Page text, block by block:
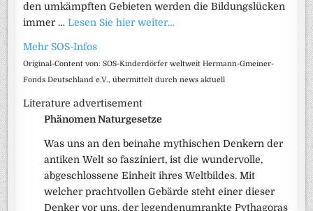
den umkämpften Gebieten werden die Bildungslücken
immer …Lesen Sie hier weiter…
Mehr SOS-Infos
Original-Content von: SOS-Kinderdörfer weltweit Hermann-Gmeiner-
Fonds Deutschland e.V., übermittelt durch news aktuell
Literature advertisement
Phänomen Naturgesetze
Was uns an den beinahe mythischen Denkern der
antiken Welt so fasziniert, ist die wundervolle,
abgeschlossene Einheit ihres Weltbildes. Mit
welcher prachtvollen Gebärde steht einer dieser
Denker vor uns, der legendenumrankte Pythagoras